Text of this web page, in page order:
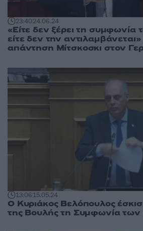
23:4024.06.24
«Είτε δεν ξέρει τη
είτε δεν την
απάντηση Μίτσκοσκι στον
13:0615.05.24
Ο Κυριάκος Βελόπουλος
της Βουλής τη Συμφωνία